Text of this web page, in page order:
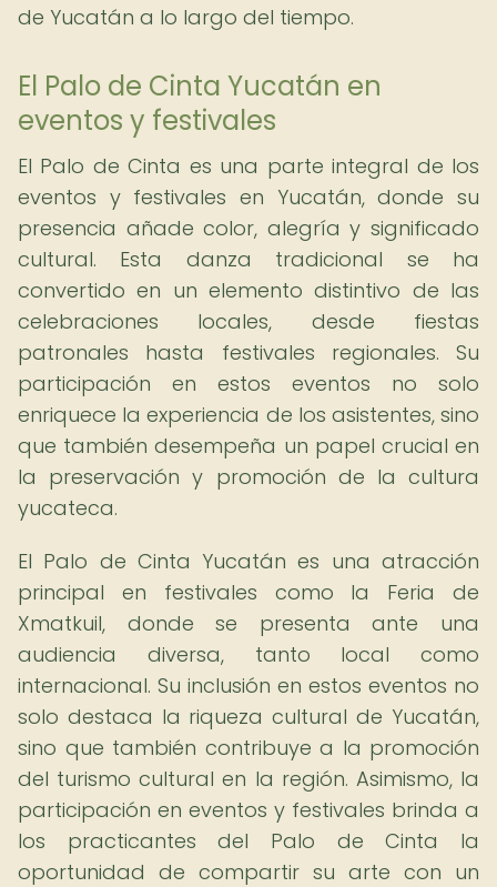
de Yucatán a lo largo del tiempo.
El Palo de Cinta Yucatán en
eventos y festivales
El Palo de Cinta es una parte integral de los
eventos y festivales en Yucatán, donde su
presencia añade color, alegría y significado
cultural. Esta danza tradicional se ha
convertido en un elemento distintivo de las
celebraciones locales, desde fiestas
patronales hasta festivales regionales. Su
participación en estos eventos no solo
enriquece la experiencia de los asistentes, sino
que también desempeña un papel crucial en
la preservación y promoción de la cultura
yucateca.
El Palo de Cinta Yucatán es una atracción
principal en festivales como la Feria de
Xmatkuil, donde se presenta ante una
audiencia diversa, tanto local como
internacional. Su inclusión en estos eventos no
solo destaca la riqueza cultural de Yucatán,
sino que también contribuye a la promoción
del turismo cultural en la región. Asimismo, la
participación en eventos y festivales brinda a
los practicantes del Palo de Cinta la
oportunidad de compartir su arte con un